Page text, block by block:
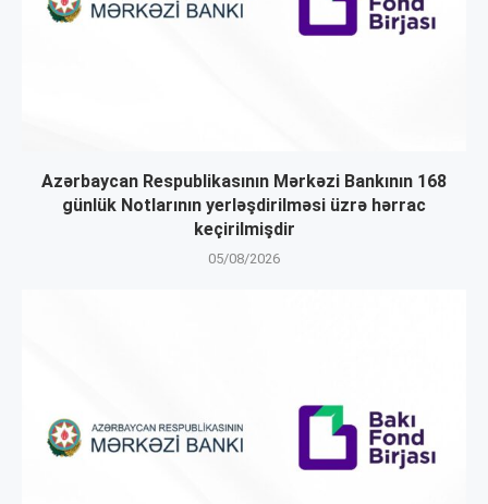
Azərbaycan Respublikasının Mərkəzi Bankının 168
günlük Notlarının yerləşdirilməsi üzrə hərrac
keçirilmişdir
05/08/2026